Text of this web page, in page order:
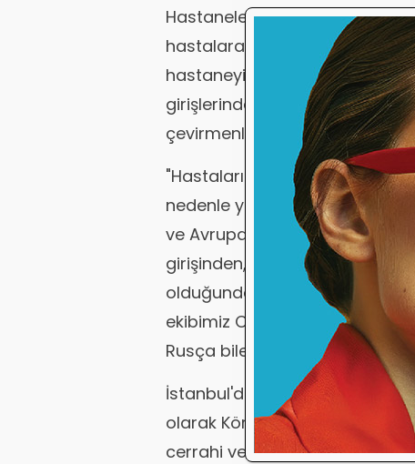
Hastaneler artan ilgiye cevap
hastalara özel hizmet verecek
hastaneyi yurtdışında
girişlerinden itibaren ilgilenen
çevirmenlik için sadece dil
"Hastaların kültürel değerlerini,
nedenle yerli insanları almayı
ve Avrupalı müşterilerle
girişinden, ülkeden çıkana
olduğunda ona kendi dilinde
ekibimiz Ocak'ta 20 kişiydi, şu
Rusça bilen ekipleri artırıyoruz."
İstanbul'da sağlık turizmine
olarak Körfez ülkelerinden
cerrahi ve ortopedi